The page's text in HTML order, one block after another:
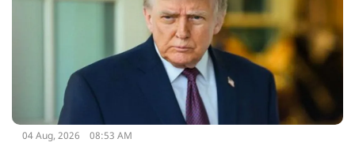
04 Aug, 2026 08:53 AM